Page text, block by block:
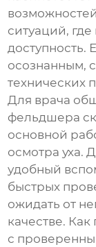
ситуаций,
доступность.
осознанным,
технических
Для врача
фельдшера
основной
осмотра уха.
удобный
быстрых
ожидать от
качестве. Как
с